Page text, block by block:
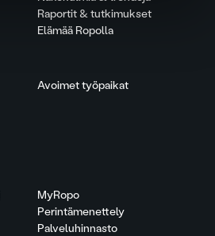
Raportit & tutkimukset
Elämää Ropolla
Avoimet työpaikat
MyRopo
Perintämenettely
Palveluhinnasto